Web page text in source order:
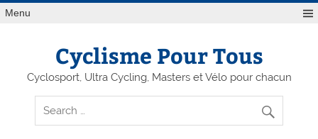
Menu
Cyclisme Pour Tous
Cyclosport, Ultra Cycling, Masters et Vélo pour chacun